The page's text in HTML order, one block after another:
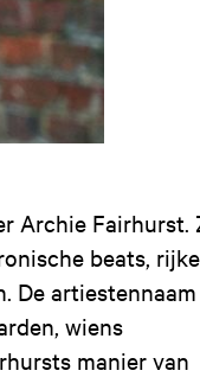
Archie Fairhurst.
beats, rijke
De artiestennaam
wiens
manier van